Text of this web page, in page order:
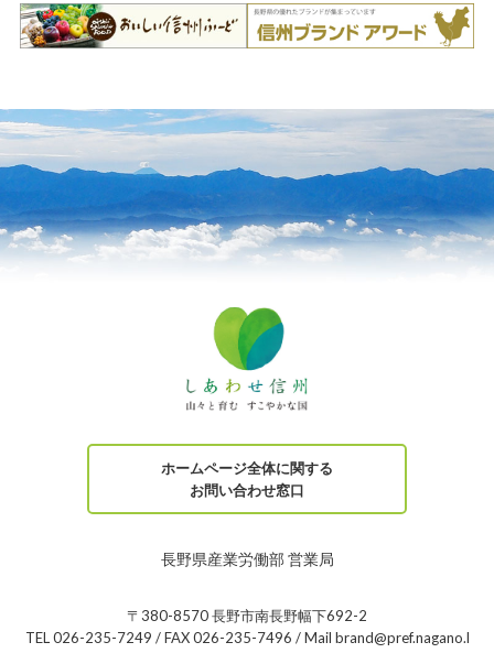
ホームページ全体に関する
お問い合わせ窓口
長野県産業労働部 営業局
〒380-8570 長野市南長野幅下692-2
TEL 026-235-7249 / FAX 026-235-7496 / Mail brand@pref.nagano.l